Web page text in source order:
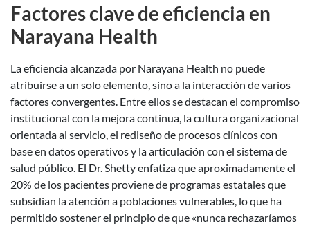
Factores clave de eficiencia en
Narayana Health
La eficiencia alcanzada por Narayana Health no puede
atribuirse a un solo elemento, sino a la interacción de varios
factores convergentes. Entre ellos se destacan el compromiso
institucional con la mejora continua, la cultura organizacional
orientada al servicio, el rediseño de procesos clínicos con
base en datos operativos y la articulación con el sistema de
salud público. El Dr. Shetty enfatiza que aproximadamente el
20% de los pacientes proviene de programas estatales que
subsidian la atención a poblaciones vulnerables, lo que ha
permitido sostener el principio de que «nunca rechazaríamos